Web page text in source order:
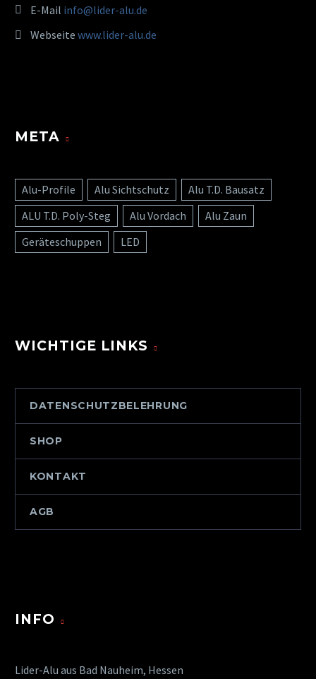
E-Mail info@lider-alu.de
Webseite www.lider-alu.de
META
Alu-Profile Alu Sichtschutz
Alu T.D. Bausatz
ALU T.D. Poly-Steg
Alu Vordach
Alu Zaun
Geräteschuppen
LED
WICHTIGE LINKS
DATENSCHUTZBELEHRUNG
SHOP
KONTAKT
AGB
INFO
Lider-Alu aus Bad Nauheim, Hessen